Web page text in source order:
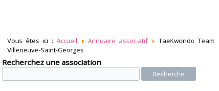
Vous êtes ici : Accueil Annuaire associatif
TaeKwondo Team
Villeneuve-Saint-Georges
Recherchez une association
Recherche